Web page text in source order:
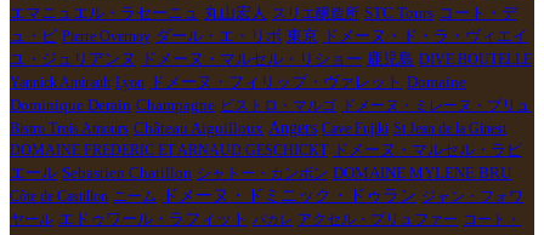
エマニュエル・ラセーニュ
丸山宏人 スリエ醸造所 STC Tours コート・デ
ュ・ピ Pierre Overnoy ダール・エ・リボ 東京 ドメーヌ・ド・ラ・ヴィエイ
ユ・ジュリアンヌ
ドメーヌ・マルセル・リショー 鹿児島 DIVE BOUTELLE
Yannick Amirault Lyon ドメーヌ・フィリップ・ヴァレット Domaine
Dominique Derain Champagne ビストロ・マルゴ ドメーヌ・ミレーヌ・ブリュ
Bistro Trois Amours Château Aiguilloux Angers Cave Fujiki St Jean de la Ginest
DOMAINE FREDERIC ET ARNAUD GESCHICKT ドメーヌ・マルセル・ラピ
エール Sebastien Chatillon シャトー・カンボン DOMAINE MYLENE BRU
Côte de Castillon ニーム ドメーヌ・ドミニック・ドゥラン ジャン・フォワ
ヤール エドゥワール・ラフィット パカレ アクセル・プリュファー コート・